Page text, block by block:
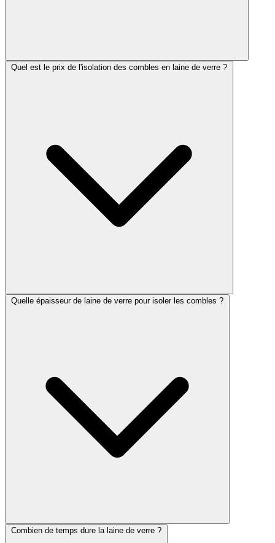
Quel est le prix de l'isolation des combles en laine de verre ?
Quelle épaisseur de laine de verre pour isoler les combles ?
Combien de temps dure la laine de verre ?